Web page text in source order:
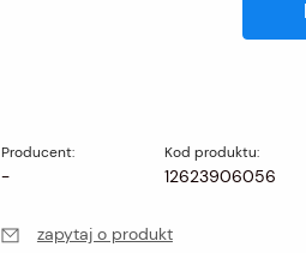
Producent:
-
Kod produktu:
12623906056
zapytaj o produkt